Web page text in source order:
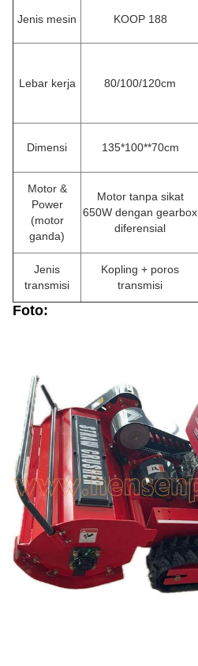
Jenis mesin KOOP 188
Lebar kerja 80/100/120cm
Dimensi 135*100**70cm
Motor &
Power
(motor
ganda)
Motor tanpa sikat
650W dengan gearbox
diferensial
Jenis
transmisi
Kopling + poros
transmisi
Foto: